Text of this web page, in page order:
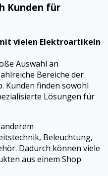
Kunden für
vielen Elektroartikeln
Auswahl an
Bereiche der
Kunden finden sowohl
Lösungen für
Beleuchtung,
Dadurch können viele
aus einem Shop